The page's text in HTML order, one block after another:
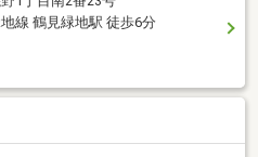
線 鶴見緑地駅 徒歩6分